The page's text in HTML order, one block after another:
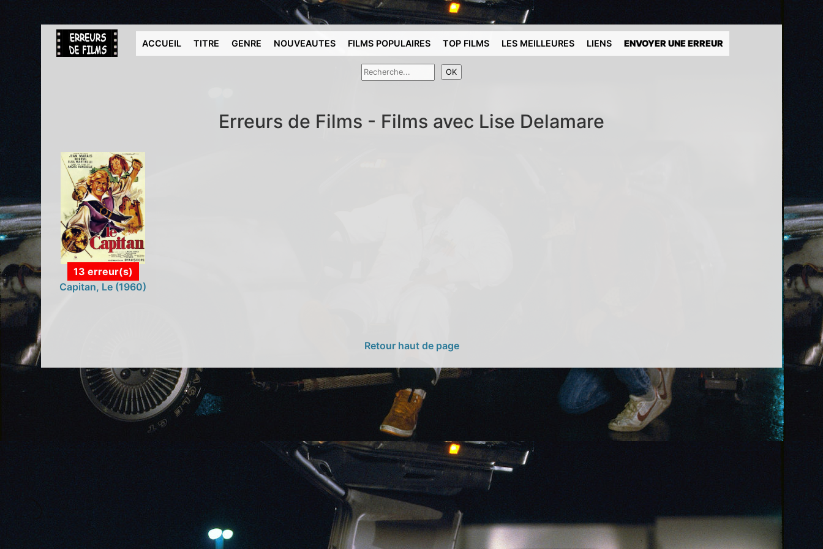
ACCUEIL TITRE GENRE NOUVEAUTES FILMS POPULAIRES TOP FILMS LES MEILLEURES LIENS ENVOYER UNE ERREUR
Erreurs de Films - Films avec Lise Delamare
13 erreur(s)
Capitan, Le (1960)
Retour haut de page